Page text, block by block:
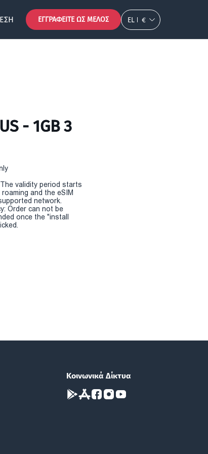
ΕΓΓΡΑΦΕΊΤΕ ΩΣ ΜΈΛΟΣ EL €
- 1GB 3
validity period starts
and the eSIM
network.
Order can not be
once the "install
Κοινωνικά Δίκτυα